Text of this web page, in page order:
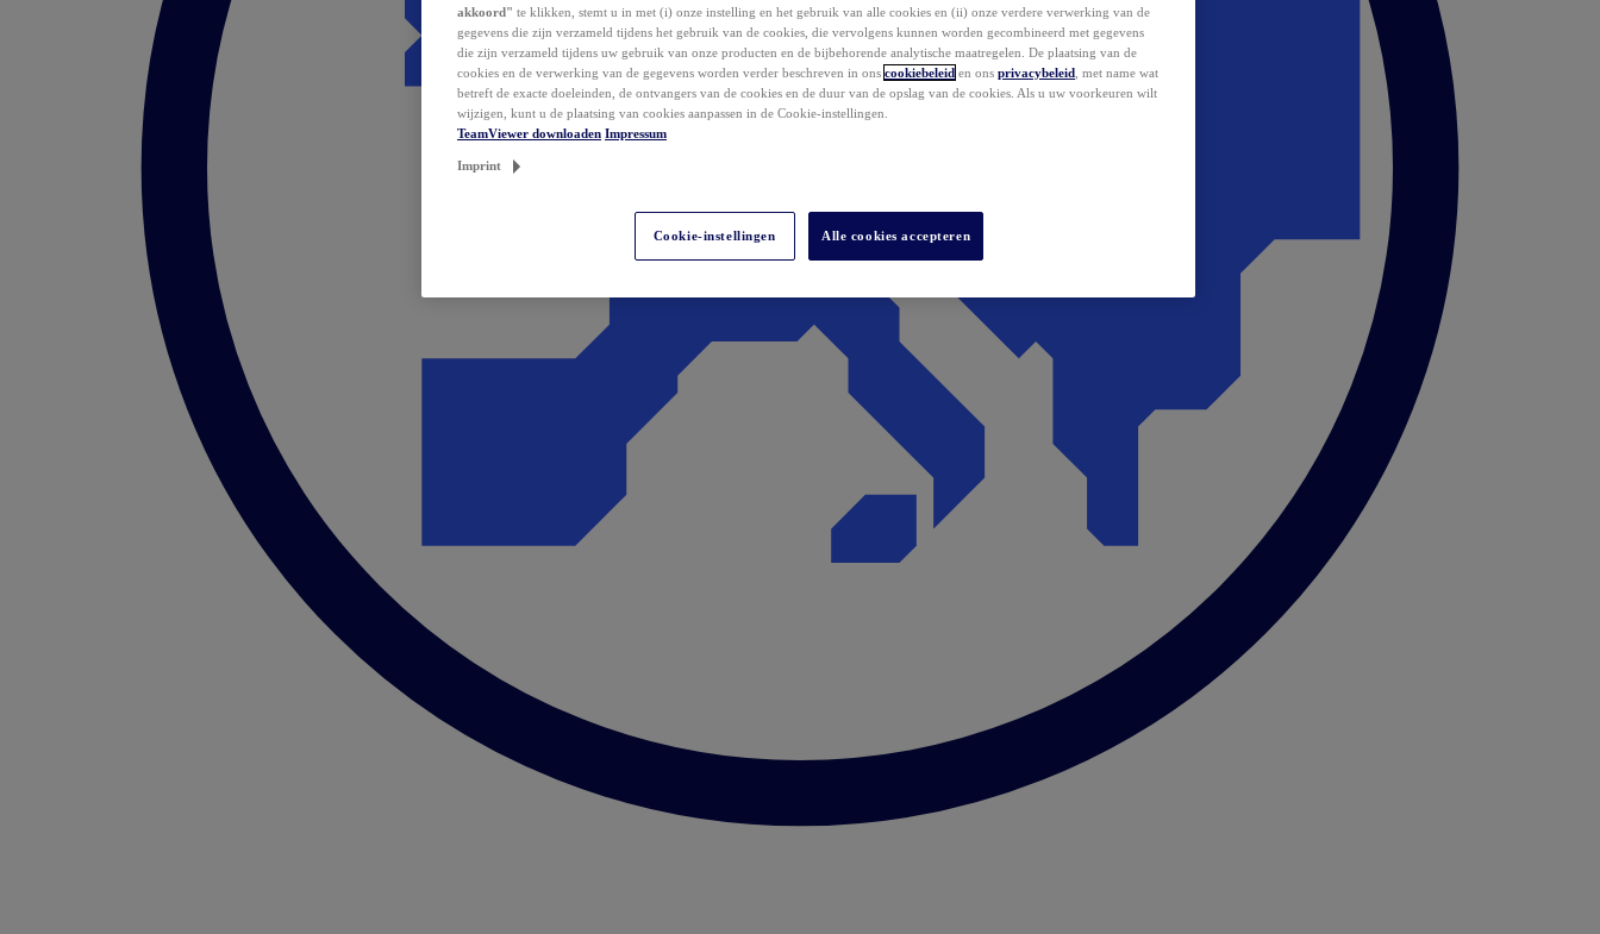
akkoord" te klikken, stemt u in met (i) onze instelling en het gebruik van alle cookies en (ii) onze verdere verwerking van de
gegevens die zijn verzameld tijdens het gebruik van de cookies, die vervolgens kunnen worden gecombineerd met gegevens
die zijn verzameld tijdens uw gebruik van onze producten en de bijbehorende analytische maatregelen. De plaatsing van de
cookies en de verwerking van de gegevens worden verder beschreven in ons cookiebeleid en ons privacybeleid , met name wat
betreft de exacte doeleinden, de ontvangers van de cookies en de duur van de opslag van de cookies. Als u uw voorkeuren wilt
wijzigen, kunt u de plaatsing van cookies aanpassen in de Cookie-instellingen.
TeamViewer downloaden Impressum
Imprint
Cookie-instellingen Alle cookies accepteren